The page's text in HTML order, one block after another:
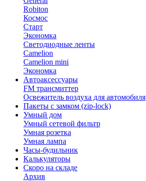
Robiton
Космос
Старт
Экономка
Светодиодные ленты
Camelion
Camelion mini
Экономка
Автоаксессуары
FM трансмиттер
Освежитель воздуха для автомобиля
Пакеты с замком (zip-lock)
Умный дом
Умный сетевой фильтр
Умная розетка
Умная лампа
Часы-будильник
Калькуляторы
Скоро на складе
Архив